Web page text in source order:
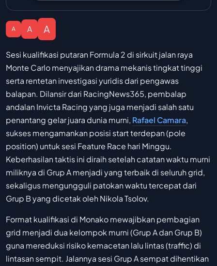
A A A
Sesi kualifikasi putaran Formula 2 di sirkuit jalan raya
Monte Carlo menyajikan drama mekanis tingkat tinggi
serta rentetan investigasi yuridis dari pengawas
balapan. Dilansir dari RacingNews365, pembalap
andalan Invicta Racing yang juga menjadi salah satu
penantang gelar juara dunia murni, Rafael Camara,
sukses mengamankan posisi start terdepan (pole
position) untuk sesi Feature Race hari Minggu.
Keberhasilan taktis ini diraih setelah catatan waktu murni
miliknya di Grup A menjadi yang terbaik di seluruh grid,
sekaligus mengungguli patokan waktu tercepat dari
Grup B yang dicetak oleh Nikola Tsolov.
Format kualifikasi di Monako mewajibkan pembagian
grid menjadi dua kelompok murni (Grup A dan Grup B)
guna mereduksi risiko kemacetan lalu lintas (traffic) di
lintasan sempit. Jalannya sesi Grup A sempat dihentikan